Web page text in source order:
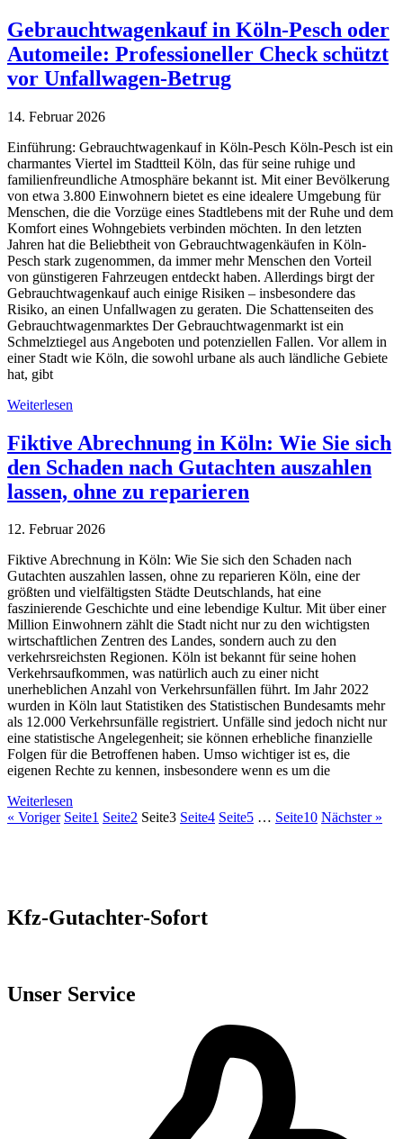
Gebrauchtwagenkauf in Köln-Pesch oder
Automeile: Professioneller Check schützt
vor Unfallwagen-Betrug
14. Februar 2026
Einführung: Gebrauchtwagenkauf in Köln-Pesch Köln-Pesch ist ein
charmantes Viertel im Stadtteil Köln, das für seine ruhige und
familienfreundliche Atmosphäre bekannt ist. Mit einer Bevölkerung
von etwa 3.800 Einwohnern bietet es eine idealere Umgebung für
Menschen, die die Vorzüge eines Stadtlebens mit der Ruhe und dem
Komfort eines Wohngebiets verbinden möchten. In den letzten
Jahren hat die Beliebtheit von Gebrauchtwagenkäufen in Köln-
Pesch stark zugenommen, da immer mehr Menschen den Vorteil
von günstigeren Fahrzeugen entdeckt haben. Allerdings birgt der
Gebrauchtwagenkauf auch einige Risiken – insbesondere das
Risiko, an einen Unfallwagen zu geraten. Die Schattenseiten des
Gebrauchtwagenmarktes Der Gebrauchtwagenmarkt ist ein
Schmelztiegel aus Angeboten und potenziellen Fallen. Vor allem in
einer Stadt wie Köln, die sowohl urbane als auch ländliche Gebiete
hat, gibt
Weiterlesen
Fiktive Abrechnung in Köln: Wie Sie sich
den Schaden nach Gutachten auszahlen
lassen, ohne zu reparieren
12. Februar 2026
Fiktive Abrechnung in Köln: Wie Sie sich den Schaden nach
Gutachten auszahlen lassen, ohne zu reparieren Köln, eine der
größten und vielfältigsten Städte Deutschlands, hat eine
faszinierende Geschichte und eine lebendige Kultur. Mit über einer
Million Einwohnern zählt die Stadt nicht nur zu den wichtigsten
wirtschaftlichen Zentren des Landes, sondern auch zu den
verkehrsreichsten Regionen. Köln ist bekannt für seine hohen
Verkehrsaufkommen, was natürlich auch zu einer nicht
unerheblichen Anzahl von Verkehrsunfällen führt. Im Jahr 2022
wurden in Köln laut Statistiken des Statistischen Bundesamts mehr
als 12.000 Verkehrsunfälle registriert. Unfälle sind jedoch nicht nur
eine statistische Angelegenheit; sie können erhebliche finanzielle
Folgen für die Betroffenen haben. Umso wichtiger ist es, die
eigenen Rechte zu kennen, insbesondere wenn es um die
Weiterlesen
« Voriger Seite1 Seite2 Seite3 Seite4 Seite5 … Seite10 Nächster »
Kfz-Gutachter-Sofort
Unser Service